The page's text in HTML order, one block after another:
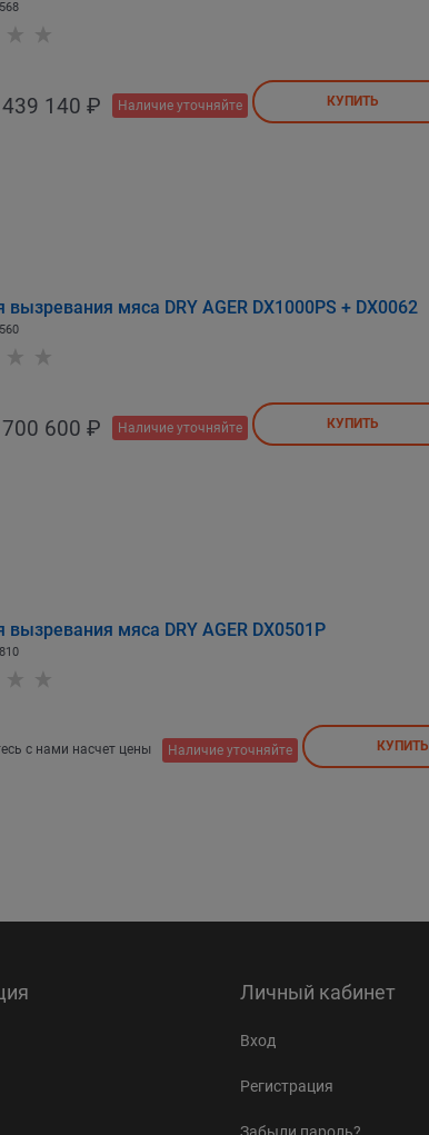
439 140 ₽ Наличие уточняйте КУПИТЬ
мяса DRY AGER DX1000PS + DX0062
700 600 ₽ Наличие уточняйте КУПИТЬ
мяса DRY AGER DX0501P
с нами насчет цены Наличие уточняйте КУПИТЬ
Личный кабинет
Вход
Регистрация
Забыли пароль?